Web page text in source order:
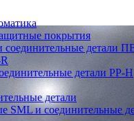
покрытия
соединительные детали
детали PP-H
детали
SML и соединительные